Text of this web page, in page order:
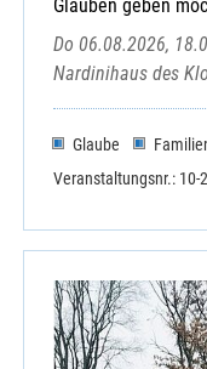
Glauben geben
Do 06.08.2026,
Nardinihaus des
Glaube
Veranstaltungsnr.: 10-